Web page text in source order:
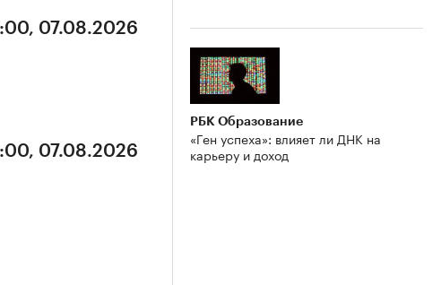
07.08.2026
07.08.2026
РБК Образование
«Ген успеха»: влияет ли ДНК на
карьеру и доход